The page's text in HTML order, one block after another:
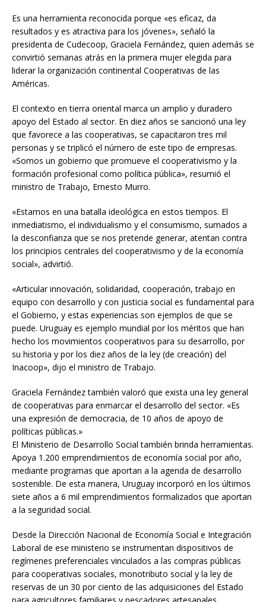
Es una herramienta reconocida porque «es eficaz, da
resultados y es atractiva para los jóvenes», señaló la
presidenta de Cudecoop, Graciela Fernández, quien además se
convirtió semanas atrás en la primera mujer elegida para
liderar la organización continental Cooperativas de las
Américas.
El contexto en tierra oriental marca un amplio y duradero
apoyo del Estado al sector. En diez años se sancionó una ley
que favorece a las cooperativas, se capacitaron tres mil
personas y se triplicó el número de este tipo de empresas.
«Somos un gobierno que promueve el cooperativismo y la
formación profesional como política pública», resumió el
ministro de Trabajo, Ernesto Murro.
«Estamos en una batalla ideológica en estos tiempos. El
inmediatismo, el individualismo y el consumismo, sumados a
la desconfianza que se nos pretende generar, atentan contra
los principios centrales del cooperativismo y de la economía
social», advirtió.
«Articular innovación, solidaridad, cooperación, trabajo en
equipo con desarrollo y con justicia social es fundamental para
el Gobierno, y estas experiencias son ejemplos de que se
puede. Uruguay es ejemplo mundial por los méritos que han
hecho los movimientos cooperativos para su desarrollo, por
su historia y por los diez años de la ley (de creación) del
Inacoop», dijo el ministro de Trabajo.
Graciela Fernández también valoró que exista una ley general
de cooperativas para enmarcar el desarrollo del sector. «Es
una expresión de democracia, de 10 años de apoyo de
políticas públicas.»
El Ministerio de Desarrollo Social también brinda herramientas.
Apoya 1.200 emprendimientos de economía social por año,
mediante programas que aportan a la agenda de desarrollo
sostenible. De esta manera, Uruguay incorporó en los últimos
siete años a 6 mil emprendimientos formalizados que aportan
a la seguridad social.
Desde la Dirección Nacional de Economía Social e Integración
Laboral de ese ministerio se instrumentan dispositivos de
regímenes preferenciales vinculados a las compras públicas
para cooperativas sociales, monotributo social y la ley de
reservas de un 30 por ciento de las adquisiciones del Estado